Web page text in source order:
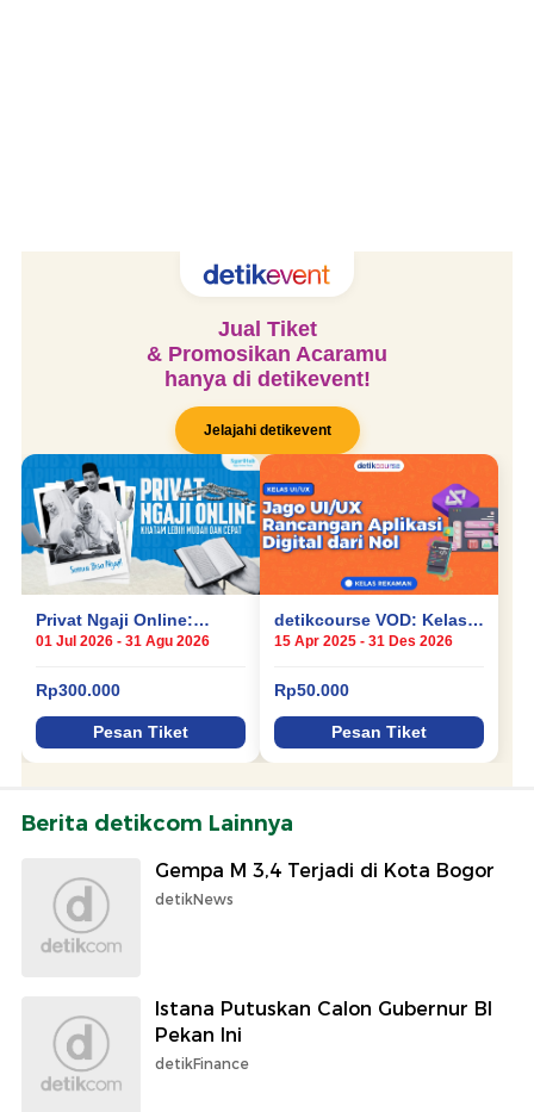
Berita detikcom Lainnya
Gempa M 3,4 Terjadi di Kota Bogor
detikNews
Istana Putuskan Calon Gubernur BI
Pekan Ini
detikFinance